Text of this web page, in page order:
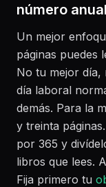
número anual
Un mejor
páginas puedes
No tu mejor día,
día laboral
demás. Para la
y treinta
por 365 y
libros que lees.
Fija primero tu